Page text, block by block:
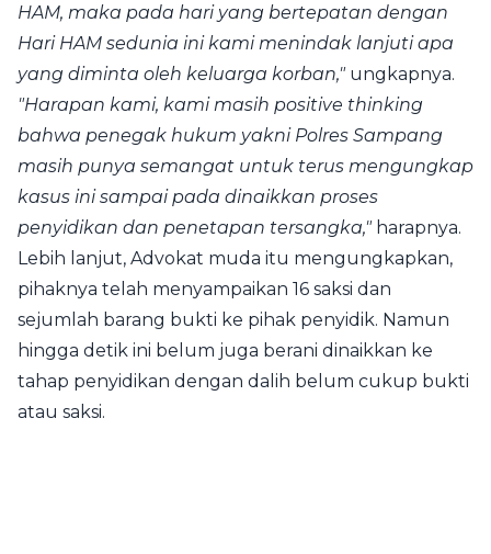
HAM, maka pada hari yang bertepatan dengan
Hari HAM sedunia ini kami menindak lanjuti apa
yang diminta oleh keluarga korban,"ungkapnya.
"Harapan kami, kami masih positive thinking
bahwa penegak hukum yakni Polres Sampang
masih punya semangat untuk terus mengungkap
kasus ini sampai pada dinaikkan proses
penyidikan dan penetapan tersangka,"harapnya.
Lebih lanjut, Advokat muda itu mengungkapkan,
pihaknya telah menyampaikan 16 saksi dan
sejumlah barang bukti ke pihak penyidik. Namun
hingga detik ini belum juga berani dinaikkan ke
tahap penyidikan dengan dalih belum cukup bukti
atau saksi.